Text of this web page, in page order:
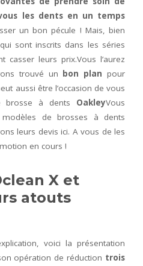
les dents en un temps
un bon pécule ! Mais, bien
sont inscrits dans les séries
casser leurs prix.Vous l’aurez
trouvé un bon plan pour
aussi être l’occasion de vous
brosse à dents OakleyVous
de brosses à dents
leurs devis ici. A vous de les
en cours !
X et
atouts
voici la présentation
opération de réduction trois